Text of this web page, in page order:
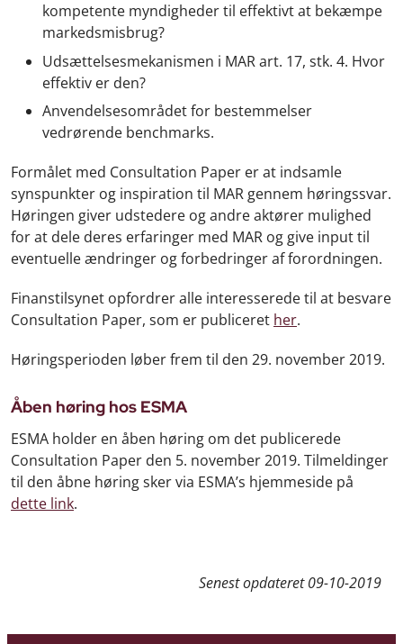
kompetente myndigheder til effektivt at bekæmpe
markedsmisbrug?
Udsættelsesmekanismen i MAR art. 17, stk. 4. Hvor
effektiv er den?
Anvendelsesområdet for bestemmelser
vedrørende benchmarks.
Formålet med Consultation Paper er at indsamle
synspunkter og inspiration til MAR gennem høringssvar.
Høringen giver udstedere og andre aktører mulighed
for at dele deres erfaringer med MAR og give input til
eventuelle ændringer og forbedringer af forordningen.
Finanstilsynet opfordrer alle interesserede til at besvare
Consultation Paper, som er publiceret her.
Høringsperioden løber frem til den 29. november 2019.
Åben høring hos ESMA
ESMA holder en åben høring om det publicerede
Consultation Paper den 5. november 2019. Tilmeldinger
til den åbne høring sker via ESMA’s hjemmeside på
dette link.
Senest opdateret09-10-2019